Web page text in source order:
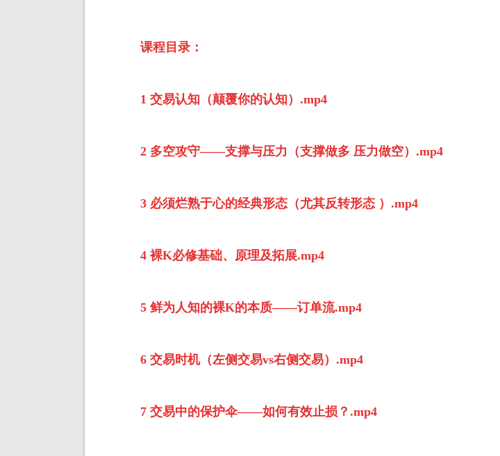
课程目录：
1 交易认知（颠覆你的认知）.mp4
2 多空攻守——支撑与压力（支撑做多 压力做空）.mp4
3 必须烂熟于心的经典形态（尤其反转形态 ）.mp4
4 裸K必修基础、原理及拓展.mp4
5 鲜为人知的裸K的本质——订单流.mp4
6 交易时机（左侧交易vs右侧交易）.mp4
7 交易中的保护伞——如何有效止损？.mp4